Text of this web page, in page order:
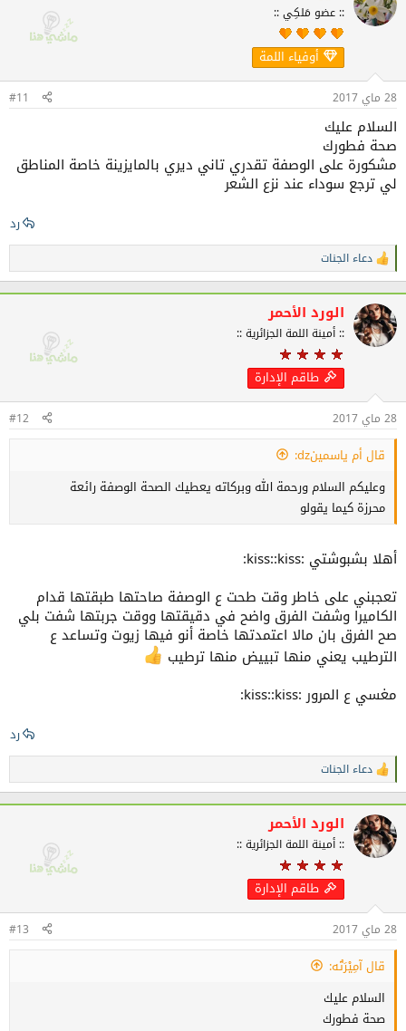
ع :: عضو مَلكِي ::
أوفياء اللمة
28 ماي 2017 #11
السلام عليك
صحة فطورك
مشكورة على الوصفة تقدري تاني ديري بالمايزينة خاصة المناطق
لي ترجع سوداء عند نزع الشعر
رد
ا
ل
ت
ف
ا
ع
دعاء الجنات
الورد الأحمر
:: أمينة اللمة الجزائرية ::
طاقم الإدارة
28 ماي 2017 #12
قال أم ياسمينdz:
وعليكم السلام ورحمة الله وبركاته يعطيك الصحة الوصفة رائعة
محرزة كيما يقولو
أهلا بشبوشتي :kiss::kiss:
تعجبني على خاطر وقت طحت ع الوصفة صاحتها طبقتها قدام
الكاميرا وشفت الفرق واضح في دقيقتها ووقت جربتها شفت بلي
صح الفرق بان مالا اعتمدتها خاصة أنو فيها زيوت وتساعد ع
الترطيب يعني منها تبييض منها ترطيب
مغسي ع المرور :kiss::kiss:
رد
ا
ل
ت
ف
ا
ع
دعاء الجنات
الورد الأحمر
:: أمينة اللمة الجزائرية ::
طاقم الإدارة
28 ماي 2017 #13
قال آمِيْرَتُه:
السلام عليك
صحة فطورك